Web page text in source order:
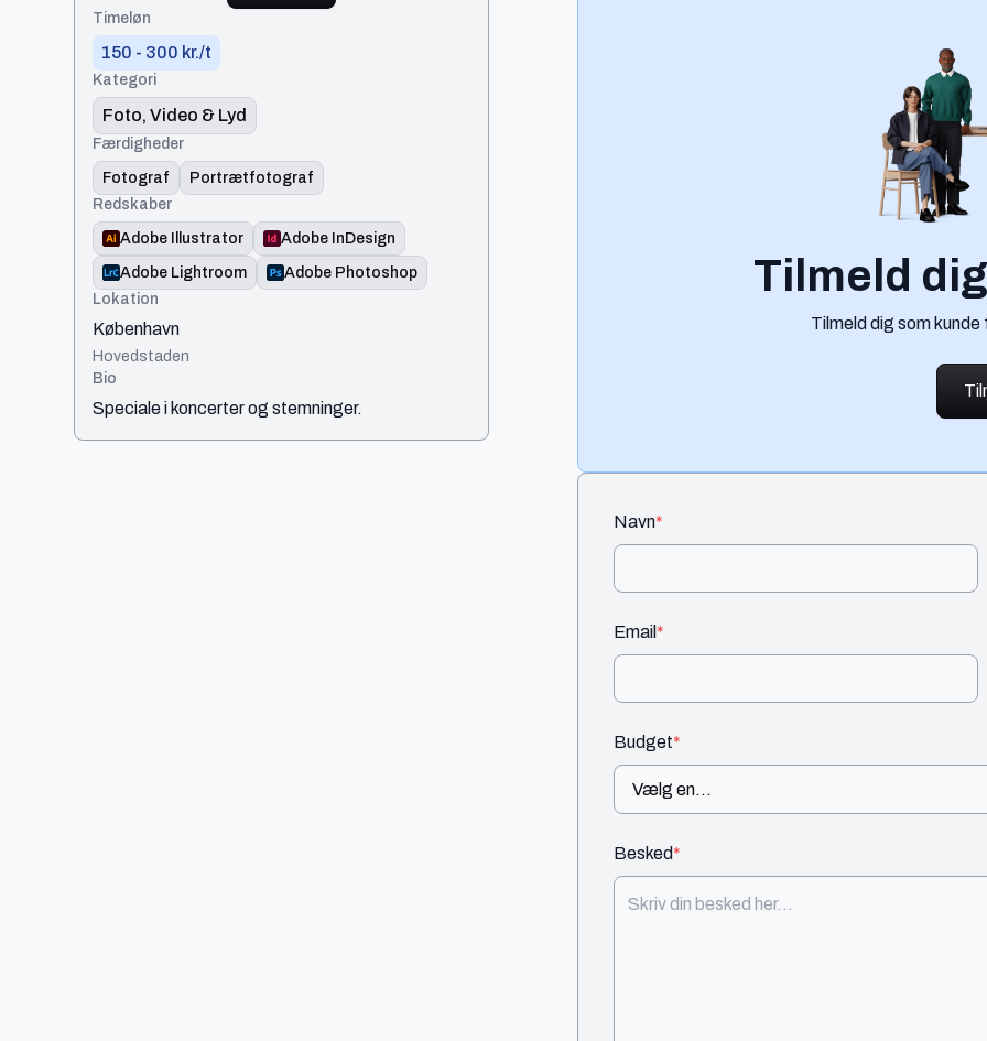
Timeløn
150 - 300 kr./t
Kategori
Foto, Video & Lyd
Færdigheder
Fotograf
Portrætfotograf
Redskaber
Adobe Illustrator
Adobe InDesign
Adobe Lightroom
Adobe Photoshop
Lokation
København
Hovedstaden
Bio
Speciale i koncerter og stemninger.
Tilmeld
Tilmeld dig som
Navn*
Email*
Budget*
Besked*